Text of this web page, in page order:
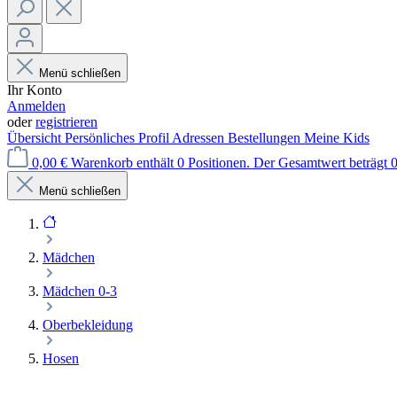
Menü schließen
Ihr Konto
Anmelden
oderregistrieren
Übersicht Persönliches Profil Adressen Bestellungen Meine Kids
0,00 € Warenkorb enthält 0 Positionen. Der Gesamtwert beträgt
Menü schließen
Mädchen
Mädchen 0-3
Oberbekleidung
Hosen